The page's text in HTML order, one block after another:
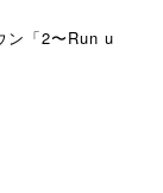
ン「2〜Run u